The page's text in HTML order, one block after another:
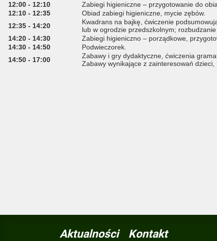
12:00 - 12:10
Zabiegi higieniczne – przygotowanie do
12:10 - 12:35
Obiad zabiegi higieniczne, mycie zębów.
12:35 - 14:20
Kwadrans na bajkę, ćwiczenie
lub w ogrodzie przedszkolnym;
14:20 - 14:30
Zabiegi higieniczno – porządkowe,
14:30 - 14:50
Podwieczorek.
14:50 - 17:00
Zabawy i gry dydaktyczne, ćwiczenia
Zabawy wynikające z zainteresowań
Aktualności Kontakt